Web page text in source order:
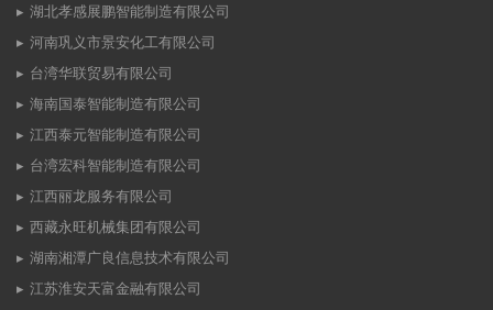
湖北孝感展鹏智能制造有限公司
河南巩义市景安化工有限公司
台湾华联贸易有限公司
海南国泰智能制造有限公司
江西泰元智能制造有限公司
台湾宏科智能制造有限公司
江西丽龙服务有限公司
西藏永旺机械集团有限公司
湖南湘潭广良信息技术有限公司
江苏淮安天富金融有限公司